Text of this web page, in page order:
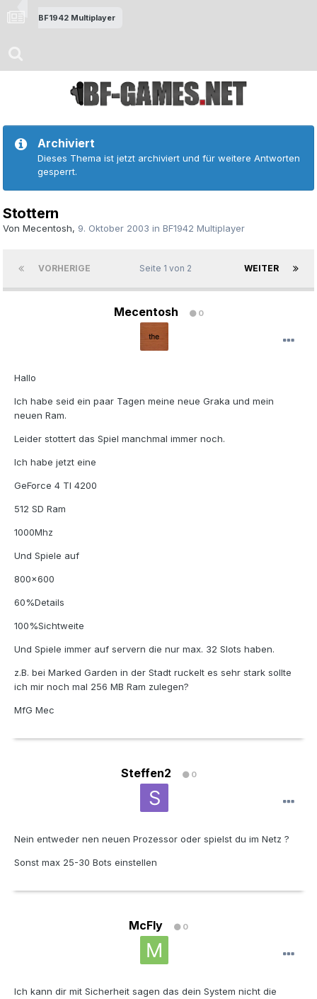
BF1942 Multiplayer
Archiviert
Dieses Thema ist jetzt archiviert und für weitere Antworten
gesperrt.
Stottern
Von Mecentosh, 9. Oktober 2003 in BF1942 Multiplayer
VORHERIGE WEITER
Seite 1 von 2
Mecentosh 0
Hallo
Ich habe seid ein paar Tagen meine neue Graka und mein
neuen Ram.
Leider stottert das Spiel manchmal immer noch.
Ich habe jetzt eine
GeForce 4 TI 4200
512 SD Ram
1000Mhz
Und Spiele auf
800x600
60%Details
100%Sichtweite
Und Spiele immer auf servern die nur max. 32 Slots haben.
z.B. bei Marked Garden in der Stadt ruckelt es sehr stark sollte
ich mir noch mal 256 MB Ram zulegen?
MfG Mec
Steffen2 0
Nein entweder nen neuen Prozessor oder spielst du im Netz ?
Sonst max 25-30 Bots einstellen
McFly 0
Ich kann dir mit Sicherheit sagen das dein System nicht die